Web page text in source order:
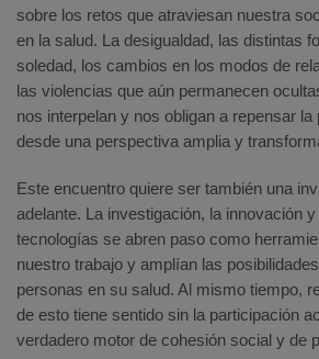
sobre los retos que atraviesan nuestra
en la salud. La desigualdad, las distintas
soledad, los cambios en los modos de
las violencias que aún permanecen
nos interpelan y nos obligan a repensar
desde una perspectiva amplia y
Este encuentro quiere ser también una
adelante. La investigación, la innovación
tecnologías se abren paso como
nuestro trabajo y amplían las
personas en su salud. Al mismo tiempo,
de esto tiene sentido sin la participación
verdadero motor de cohesión social y de